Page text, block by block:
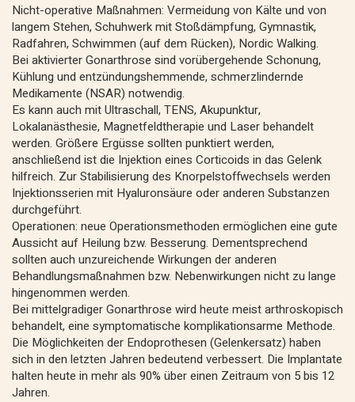
Nicht-operative Maßnahmen: Vermeidung von Kälte und von
langem Stehen, Schuhwerk mit Stoßdämpfung, Gymnastik,
Radfahren, Schwimmen (auf dem Rücken), Nordic Walking.
Bei aktivierter Gonarthrose sind vorübergehende Schonung,
Kühlung und entzündungshemmende, schmerzlindernde
Medikamente (NSAR) notwendig.
Es kann auch mit Ultraschall, TENS, Akupunktur,
Lokalanästhesie, Magnetfeldtherapie und Laser behandelt
werden. Größere Ergüsse sollten punktiert werden,
anschließend ist die Injektion eines Corticoids in das Gelenk
hilfreich. Zur Stabilisierung des Knorpelstoffwechsels werden
Injektionsserien mit Hyaluronsäure oder anderen Substanzen
durchgeführt.
Operationen: neue Operationsmethoden ermöglichen eine gute
Aussicht auf Heilung bzw. Besserung. Dementsprechend
sollten auch unzureichende Wirkungen der anderen
Behandlungsmaßnahmen bzw. Nebenwirkungen nicht zu lange
hingenommen werden.
Bei mittelgradiger Gonarthrose wird heute meist arthroskopisch
behandelt, eine symptomatische komplikationsarme Methode.
Die Möglichkeiten der Endoprothesen (Gelenkersatz) haben
sich in den letzten Jahren bedeutend verbessert. Die Implantate
halten heute in mehr als 90% über einen Zeitraum von 5 bis 12
Jahren.